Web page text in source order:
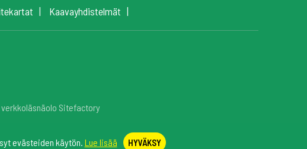
Kaavayhdistelmät
Sitefactory
evästeiden käytön. Lue lisää HYVÄKSY